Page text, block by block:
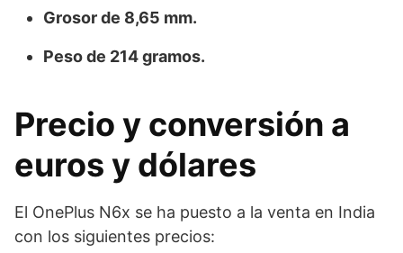
Grosor de 8,65 mm.
Peso de 214 gramos.
Precio y conversión a
euros y dólares
El OnePlus N6x se ha puesto a la venta en India
con los siguientes precios: